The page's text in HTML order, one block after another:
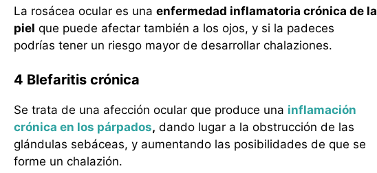
La rosácea ocular es una enfermedad inflamatoria crónica de la
piel que puede afectar también a los ojos, y si la padeces
podrías tener un riesgo mayor de desarrollar chalaziones.
4 Blefaritis crónica
Se trata de una afección ocular que produce una inflamación
crónica en los párpados, dando lugar a la obstrucción de las
glándulas sebáceas, y aumentando las posibilidades de que se
forme un chalazión.